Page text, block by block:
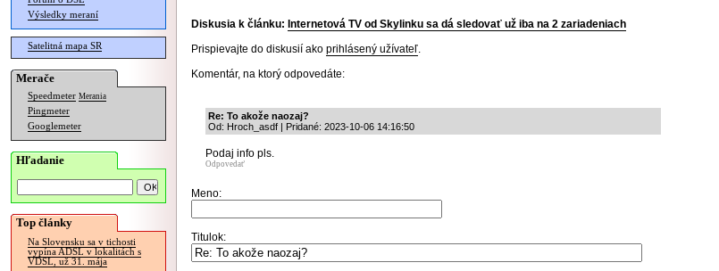
Výsledky meraní
Satelitná mapa SR
Merače
Speedmeter Merania
Pingmeter
Googlemeter
Hľadanie
Top články
Na Slovensku sa v tichosti
vypína ADSL v lokalitách s
VDSL, už 31. mája
Diskusia k článku: Internetová TV od Skylinku sa dá sledovať už iba na 2 zariadeniach
Prispievajte do diskusií ako prihlásený užívateľ.
Komentár, na ktorý odpovedáte:
Re: To akože naozaj?
Od: Hroch_asdf | Pridané: 2023-10-06 14:16:50
Podaj info pls.
Odpovedať
Meno:
Titulok: